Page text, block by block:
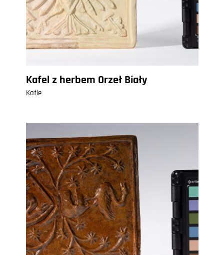
Kafel z herbem Orzeł Biały
Kafle